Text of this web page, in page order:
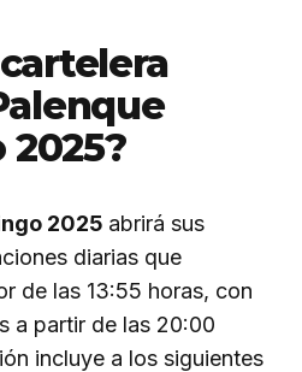
2025 abrirá sus
diarias que
de las 13:55 horas, con
a partir de las 20:00
incluye a los siguientes